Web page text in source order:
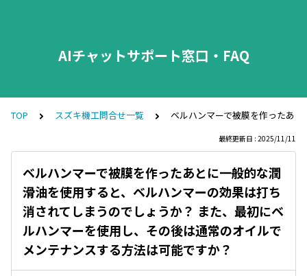
AIチャットサポート窓口・FAQ
TOP スズキ機工問合せ一覧 ベルハンマーで被膜を作ったあ
最終更新日 : 2025/11/11
ベルハンマーで被膜を作ったあとに一般的な潤
滑油を使用すると、ベルハンマーの効果は打ち
消されてしまうのでしょうか？ また、最初にベ
ルハンマーを使用し、その後は通常のオイルで
メンテナンスする方法は可能ですか？